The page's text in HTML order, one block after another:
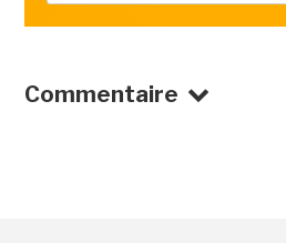
Commentaire